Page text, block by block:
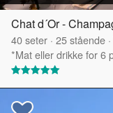
Chat d´Or -
40seter · 25stående ·
*Mat eller drikke for 6